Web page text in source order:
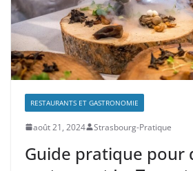
RESTAURANTS ET GASTRONOMIE
août 21, 2024 Strasbourg-Pratique
Guide pratique pour